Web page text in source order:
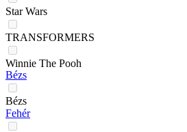
Star Wars
TRANSFORMERS
Winnie The Pooh
Bézs
Bézs
Fehér